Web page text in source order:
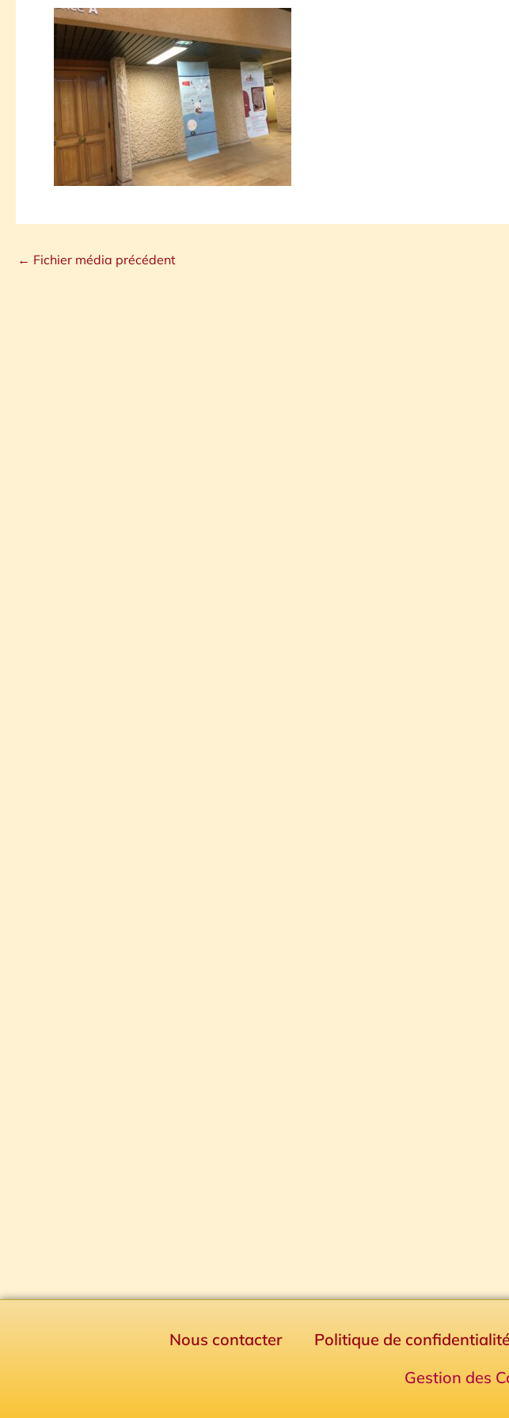
← Fichier média précédent
Nous contacter Politique de confidentialité
Gestion des